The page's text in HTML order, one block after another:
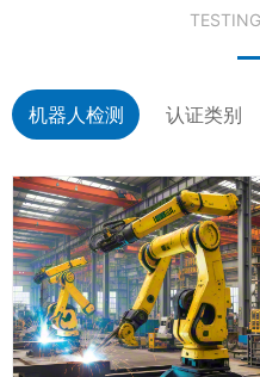
机器人检测 认证类别